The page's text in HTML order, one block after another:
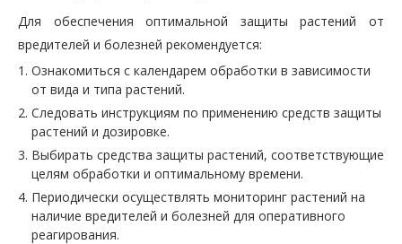
Для обеспечения оптимальной защиты растений от
вредителей и болезней рекомендуется:
Ознакомиться с календарем обработки в зависимости
от вида и типа растений.
Следовать инструкциям по применению средств защиты
растений и дозировке.
Выбирать средства защиты растений, соответствующие
целям обработки и оптимальному времени.
Периодически осуществлять мониторинг растений на
наличие вредителей и болезней для оперативного
реагирования.